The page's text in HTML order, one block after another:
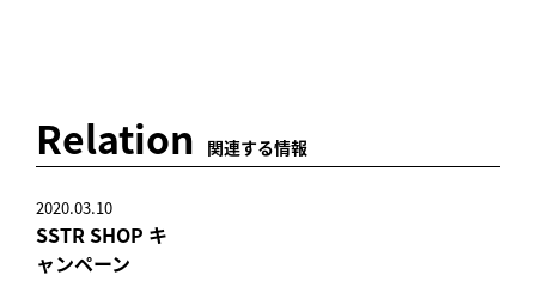
Relation 関連する情報
2020.03.10
SSTR SHOP キ
ャンペーン